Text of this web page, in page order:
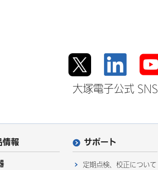
大塚電子公式 SNS
情報 サポート
定期点検、校正について